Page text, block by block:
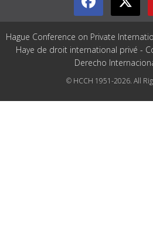
Hague Conference on Private
Haye de droit international privé -
Derecho
© HCCH 1951-2026. All